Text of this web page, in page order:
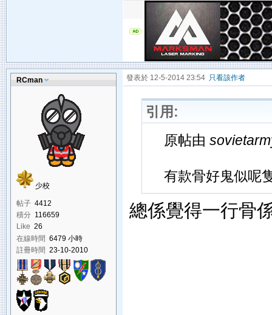
RCman
少校
帖子 4412
積分 116659
Like 26
在線時間 6479 小時
註冊時間 23-10-2010
發表於 12-5-2014 23:54 只看該作者
引用:
原帖由
有款骨好鬼似呢
總係覺得一行骨